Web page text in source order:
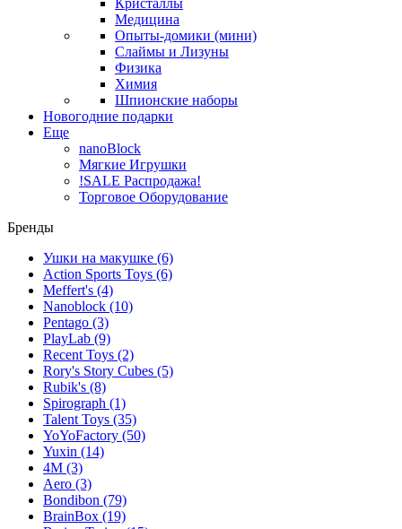
Кристаллы
Медицина
Опыты-домики (мини)
Слаймы и Лизуны
Физика
Химия
Шпионские наборы
Новогодние подарки
Еще
nanoBlock
Мягкие Игрушки
!SALE Распродажа!
Торговое Оборудование
Бренды
Ушки на макушке (6)
Action Sports Toys (6)
Meffert's (4)
Nanoblock (10)
Pentago (3)
PlayLab (9)
Recent Toys (2)
Rory's Story Cubes (5)
Rubik's (8)
Spirograph (1)
Talent Toys (35)
YoYoFactory (50)
Yuxin (14)
4M (3)
Aero (3)
Bondibon (79)
BrainBox (19)